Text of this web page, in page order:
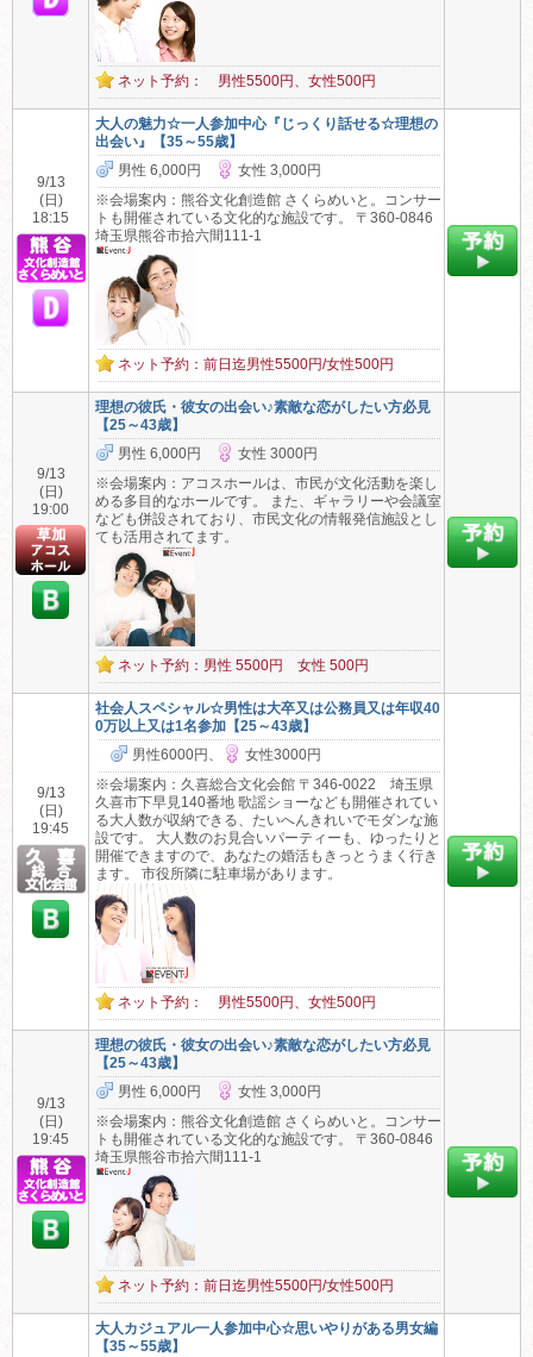
ネット予約： 男性5500円、女性500円
9/13
(日)
18:15
大人の魅力☆一人参加中心『じっくり話せる☆理想の
出会い』【35～55歳】
男性 6,000円
女性 3,000円
※会場案内：熊谷文化創造館 さくらめいと。コンサー
トも開催されている文化的な施設です。 〒360-0846
埼玉県熊谷市拾六間111-1
ネット予約：前日迄男性5500円/女性500円
9/13
(日)
19:00
理想の彼氏・彼女の出会い♪素敵な恋がしたい方必見
【25～43歳】
男性 6,000円
女性 3000円
※会場案内：アコスホールは、市民が文化活動を楽し
める多目的なホールです。 また、ギャラリーや会議室
なども併設されており、市民文化の情報発信施設とし
ても活用されてます。
ネット予約：男性 5500円 女性 500円
9/13
(日)
19:45
社会人スペシャル☆男性は大卒又は公務員又は年収40
0万以上又は1名参加【25～43歳】
男性6000円、
女性3000円
※会場案内：久喜総合文化会館 〒346-0022 埼玉県
久喜市下早見140番地 歌謡ショーなども開催されてい
る大人数が収納できる、たいへんきれいでモダンな施
設です。 大人数のお見合いパーティーも、ゆったりと
開催できますので、あなたの婚活もきっとうまく行き
ます。 市役所隣に駐車場があります。
ネット予約： 男性5500円、女性500円
9/13
(日)
19:45
理想の彼氏・彼女の出会い♪素敵な恋がしたい方必見
【25～43歳】
男性 6,000円
女性 3,000円
※会場案内：熊谷文化創造館 さくらめいと。コンサー
トも開催されている文化的な施設です。 〒360-0846
埼玉県熊谷市拾六間111-1
ネット予約：前日迄男性5500円/女性500円
大人カジュアル一人参加中心☆思いやりがある男女編
【35～55歳】